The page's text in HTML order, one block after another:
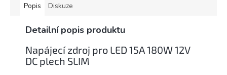
Popis Diskuze
Detailní popis produktu
Napájecí zdroj pro LED 15A 180W 12V
DC plech SLIM